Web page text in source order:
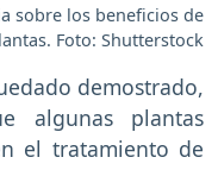
sobre los beneficios de
Foto: Shutterstock
demostrado,
algunas plantas
el tratamiento de